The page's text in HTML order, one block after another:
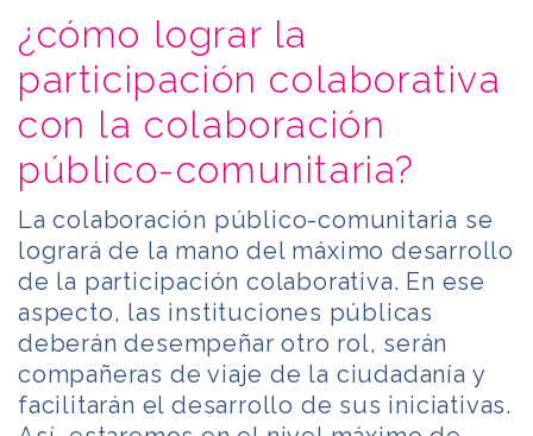
¿cómo lograr la
participación colaborativa
con la colaboración
público-comunitaria?
La colaboración público-comunitaria se
logrará de la mano del máximo desarrollo
de la participación colaborativa. En ese
aspecto, las instituciones públicas
deberán desempeñar otro rol, serán
compañeras de viaje de la ciudadanía y
facilitarán el desarrollo de sus iniciativas.